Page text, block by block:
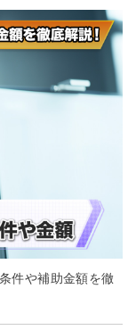
件や補助金額を徹